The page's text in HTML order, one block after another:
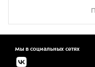
Мы в социальных сетях